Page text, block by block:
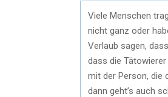
Viele Menschen
nicht ganz oder
Verlaub sagen,
dass die
mit der Person, die
dann geht’s auch